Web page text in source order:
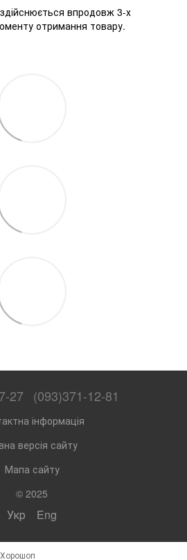
впродовж 3-х
отримання товару.
27 (093)371-12-81
інформація
версія сайту
Мапа сайту
© 2025
Укр Eng
Хорошоп